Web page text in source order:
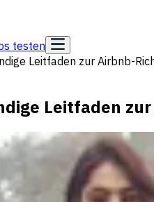
testen
Leitfaden zur Airbnb-
Leitfaden